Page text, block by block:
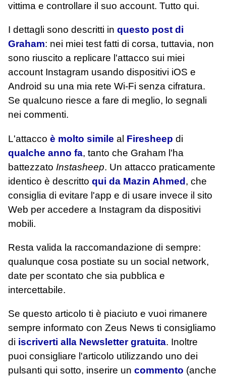
vittima e controllare il suo account. Tutto qui.
I dettagli sono descritti in questo post di
Graham: nei miei test fatti di corsa, tuttavia, non
sono riuscito a replicare l'attacco sui miei
account Instagram usando dispositivi iOS e
Android su una mia rete Wi-Fi senza cifratura.
Se qualcuno riesce a fare di meglio, lo segnali
nei commenti.
L'attacco è molto simile al Firesheep di
qualche anno fa, tanto che Graham l'ha
battezzato Instasheep. Un attacco praticamente
identico è descritto qui da Mazin Ahmed, che
consiglia di evitare l'app e di usare invece il sito
Web per accedere a Instagram da dispositivi
mobili.
Resta valida la raccomandazione di sempre:
qualunque cosa postiate su un social network,
date per scontato che sia pubblica e
intercettabile.
Se questo articolo ti è piaciuto e vuoi rimanere
sempre informato con Zeus News ti consigliamo
di iscriverti alla Newsletter gratuita. Inoltre
puoi consigliare l'articolo utilizzando uno dei
pulsanti qui sotto, inserire un commento (anche